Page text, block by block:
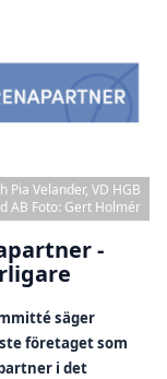
Velander, VD HGB
AB Foto: Gert Holmér
-
säger
företaget som
i det